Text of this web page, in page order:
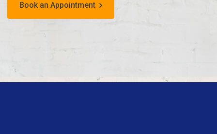
Book an Appointment